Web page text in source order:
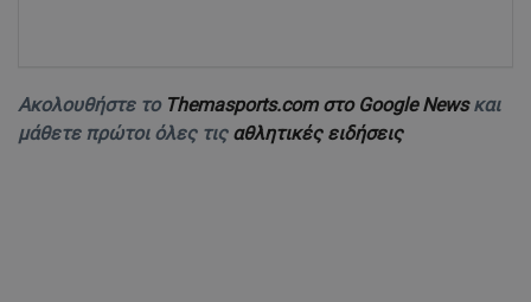
Ακολουθήστε το Themasports.com στο Google Newsκαι
μάθετε πρώτοι όλες τις αθλητικές ειδήσεις